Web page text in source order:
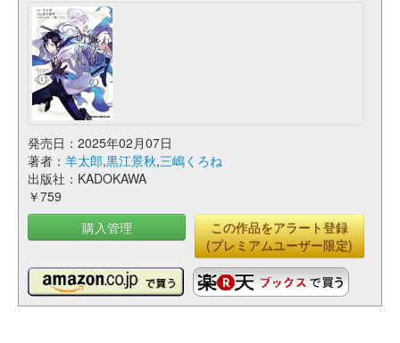
発売日：2025年02月07日
著者： 羊太郎,黒江景秋,三嶋くろね
出版社：KADOKAWA
￥759
購入管理
この作品をアラート登録
(プレミアムユーザー限定)